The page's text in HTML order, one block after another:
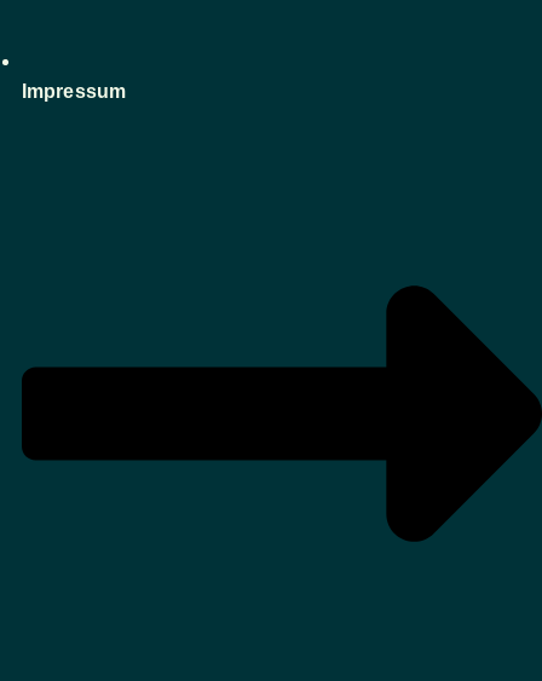
Impressum